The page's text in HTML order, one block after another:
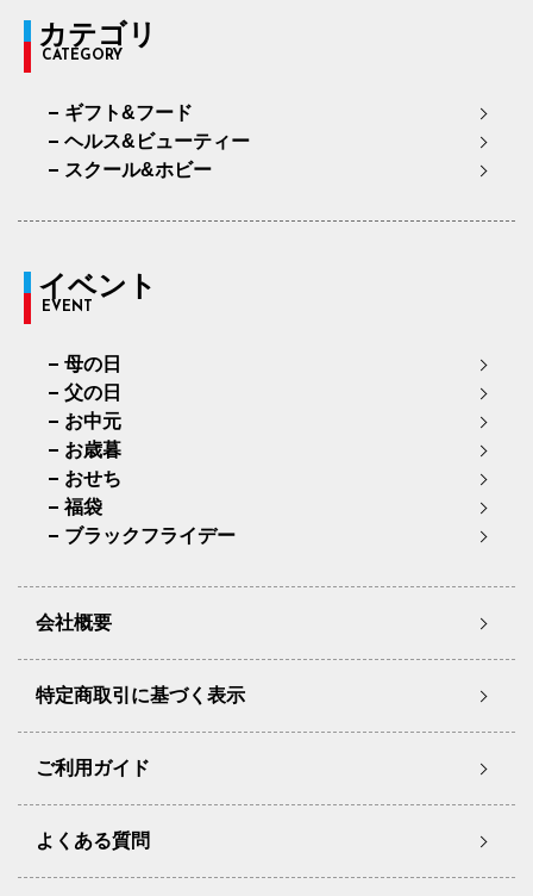
カテゴリ
CATEGORY
ギフト&フード
ヘルス&ビューティー
スクール&ホビー
イベント
EVENT
母の日
父の日
お中元
お歳暮
おせち
福袋
ブラックフライデー
会社概要
特定商取引に基づく表示
ご利用ガイド
よくある質問